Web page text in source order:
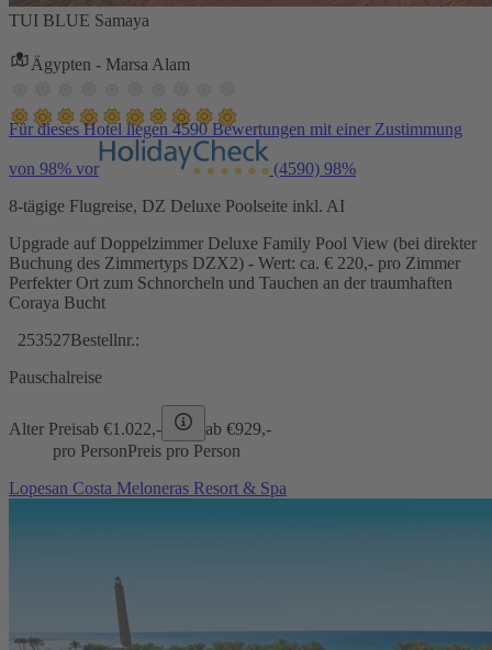
TUI BLUE Samaya
Ägypten - Marsa Alam
Für dieses Hotel liegen 4590 Bewertungen mit einer Zustimmung
von 98% vor (4590) 98%
8-tägige Flugreise, DZ Deluxe Poolseite inkl. AI
Upgrade auf Doppelzimmer Deluxe Family Pool View (bei direkter
Buchung des Zimmertyps DZX2) - Wert: ca. € 220,- pro Zimmer
Perfekter Ort zum Schnorcheln und Tauchen an der traumhaften
Coraya Bucht
253527Bestellnr.:
Pauschalreise
Alter Preisab €1.022,- ab €929,-
pro PersonPreis pro Person
Lopesan Costa Meloneras Resort & Spa